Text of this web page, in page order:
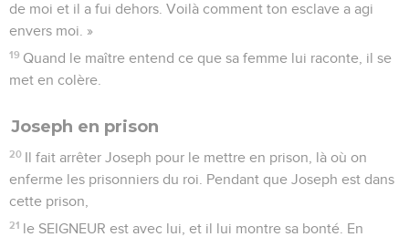
de moi et il a fui dehors. Voilà comment ton esclave a agi
envers moi. »
19 Quand le maître entend ce que sa femme lui raconte, il se
met en colère.
Joseph en prison
20 Il fait arrêter Joseph pour le mettre en prison, là où on
enferme les prisonniers du roi. Pendant que Joseph est dans
cette prison,
21 le SEIGNEUR est avec lui, et il lui montre sa bonté. En